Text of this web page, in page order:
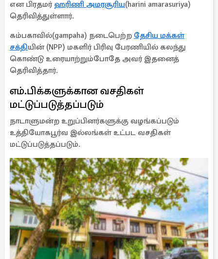
என பிரதமர் ஹரிணி அமரசூரிய(harini amarasuriya)
தெரிவித்துள்ளார்.
கம்பகாவில்(gampaha) நடைபெற்ற தேசிய மக்கள்
சக்தியின் (NPP) மகளிர் பிரிவு பேரணியில் கலந்து
கொண்டு உரையாற்றும்போதே அவர் இதனைத்
தெரிவித்தார்.
எம்.பிக்களுக்கான வசதிகள்
மட்டுப்படுத்தப்படும்
நாடாளுமன்ற உறுப்பினர்களுக்கு வழங்கப்படும்
உத்தியோகபூர்வ இல்லங்கள் உட்பட வசதிகள்
மட்டுப்படுத்தப்படும்.